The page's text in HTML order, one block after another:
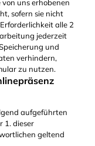
uns erhobenen
sofern sie nicht
alle 2
jederzeit
und
verhindern,
zu nutzen.
aufgeführten
1. dieser
geltend